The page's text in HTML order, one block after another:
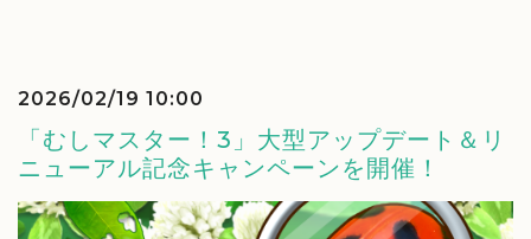
2026/02/19 10:00
「むしマスター！3」大型アップデート＆リ
ニューアル記念キャンペーンを開催！